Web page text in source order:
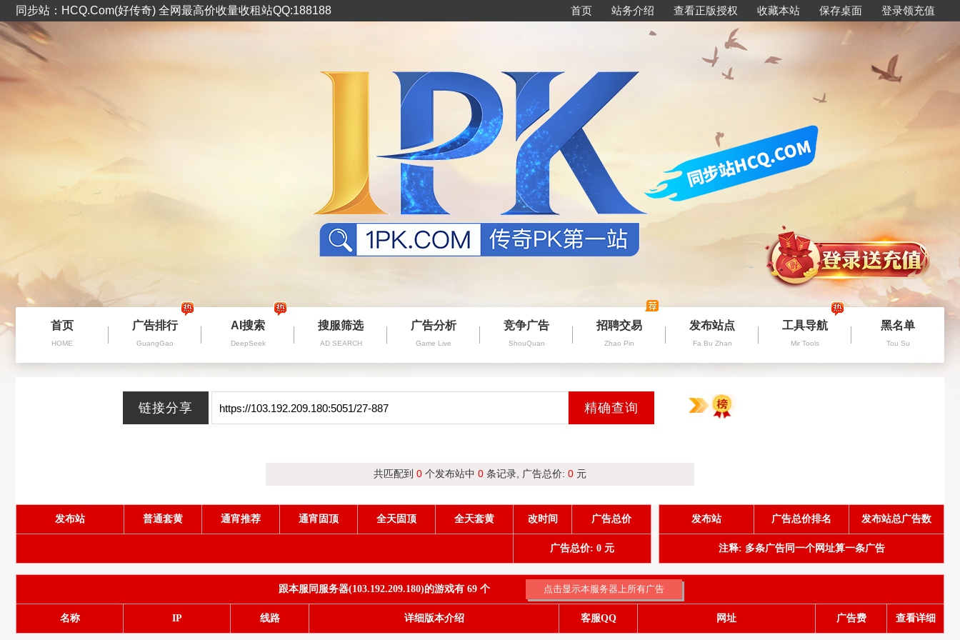
同步站：HCQ.Com(好传奇) 全网最高价收量收租站QQ:188188 首页 站务介绍 查看正版授权 收藏本站 保存桌面 登录领充值
首页
HOME
广告排行
GuangGao
AI搜索
DeepSeek
搜服筛选
AD SEARCH
广告分析
Game Live
竞争广告
ShouQuan
招聘交易
Zhao Pin
发布站点
Fa Bu Zhan
工具导航
Mir Tools
黑名单
Tou Su
共匹配到 0 个发布站中 0 条记录, 广告总价: 0 元
发布站 普通套黄 通宵推荐 通宵固顶 全天固顶 全天套黄 改时间 广告总价
广告总价: 0 元
发布站 广告总价排名 发布站总广告数
注释: 多条广告同一个网址算一条广告
跟本服同服务器(103.192.209.180)的游戏有 69 个
名称 IP 线路 详细版本介绍 客服QQ 网址 广告费 查看详细